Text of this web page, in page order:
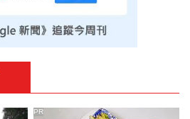
PR